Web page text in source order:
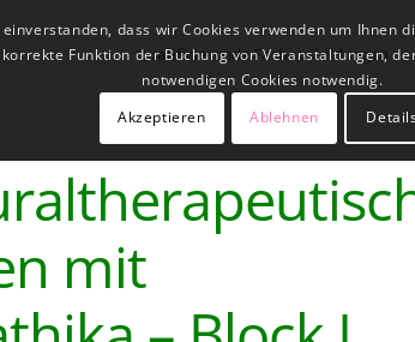
Qualifizierende Fachausbildungen
mit
dass wir Cookies verwenden um
Funktion der Buchung von Veranstaltungen,
notwendigen Cookies notwendig.
Akzeptieren
Ablehnen